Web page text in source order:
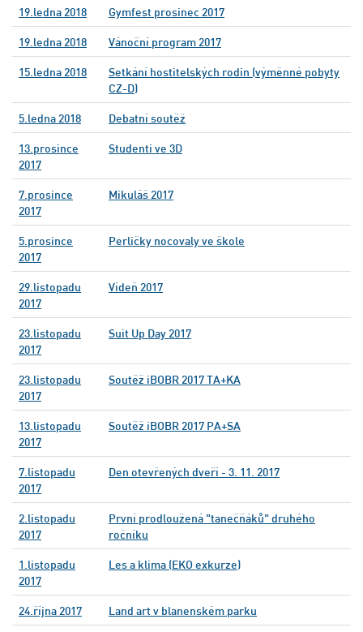
19.ledna 2018 Gymfest prosinec 2017
19.ledna 2018 Vánoční program 2017
15.ledna 2018
Setkání hostitelských rodin (výměnné pobyty
CZ-D)
5.ledna 2018 Debatní soutěž
13.prosince
2017
Studenti ve 3D
7.prosince
2017
Mikuláš 2017
5.prosince
2017
Perličky nocovaly ve škole
29.listopadu
2017
Vídeň 2017
23.listopadu
2017
Suit Up Day 2017
23.listopadu
2017
Soutěž iBOBR 2017 TA+KA
13.listopadu
2017
Soutěž iBOBR 2017 PA+SA
7.listopadu
2017
Den otevřených dveří - 3. 11. 2017
2.listopadu
2017
První prodloužená "tanečňáků" druhého
ročníku
1.listopadu
2017
Les a klima (EKO exkurze)
24.října 2017 Land art v blanenském parku